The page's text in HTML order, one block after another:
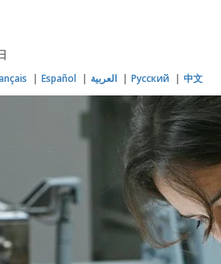
Español العربية Русский 中文